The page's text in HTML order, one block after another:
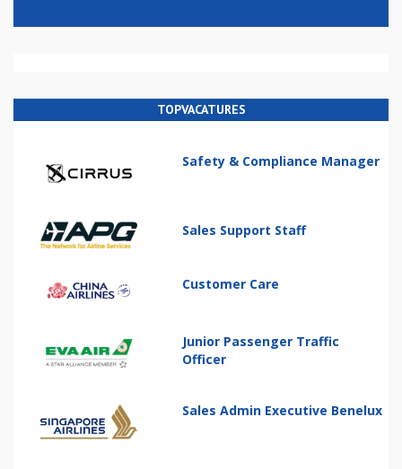
TOPVACATURES
Safety & Compliance Manager
Sales Support Staff
Customer Care
Junior Passenger Traffic
Officer
Sales Admin Executive Benelux